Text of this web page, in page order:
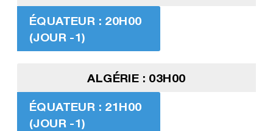
ÉQUATEUR : 20H00
(JOUR -1)
ALGÉRIE : 03H00
ÉQUATEUR : 21H00
(JOUR -1)